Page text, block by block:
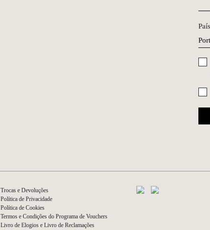
País
Trocas e Devoluções
Política de Privacidade
Política de Cookies
Termos e Condições do Programa de Vouchers
Livro de Elogios e Livro de Reclamações